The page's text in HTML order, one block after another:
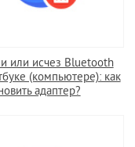
или исчез Bluetooth
(компьютере): как
адаптер?